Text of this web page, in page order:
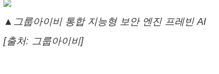
▲그룹아이비 통합 지능형 보안 엔진 프레빈 AI
[출처: 그룹아이비]